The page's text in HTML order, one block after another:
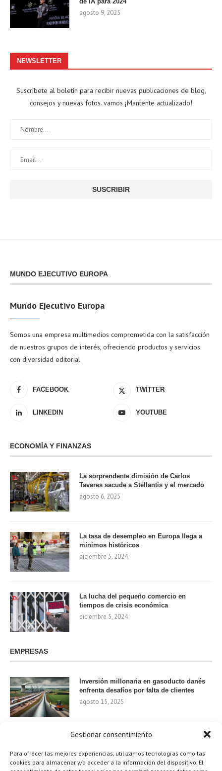
Gestionar consentimiento
Para ofrecer las mejores experiencias, utilizamos tecnologías como las
cookies para almacenar y/o acceder a la información del dispositivo. El
agosto 9, 2025
NEWSLETTER
Suscríbete al boletín para recibir nuevas publicaciones de blog,
consejos y nuevas fotos. vamos ¡Mantente actualizado!
MUNDO EJECUTIVO EUROPA
Mundo Ejecutivo Europa
Somos una empresa multimedios comprometida con la satisfacción
de nuestros grupos de interés, ofreciendo productos y servicios
con diversidad editorial
FACEBOOK TWITTER
LINKEDIN YOUTUBE
ECONOMÍA Y FINANZAS
La sorprendente dimisión de Carlos
Tavares sacude a Stellantis y el mercado
agosto 6, 2025
La tasa de desempleo en Europa llega a
mínimos históricos
diciembre 5, 2024
La lucha del pequeño comercio en
tiempos de crisis económica
diciembre 5, 2024
EMPRESAS
Inversión millonaria en gasoducto danés
enfrenta desafíos por falta de clientes
agosto 15, 2025
de IA para 2024
agosto 9, 2025